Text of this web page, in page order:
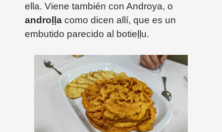
ella. Viene también con Androya, o
androḷḷa como dicen allí, que es un
embutido parecido al botieḷḷu.